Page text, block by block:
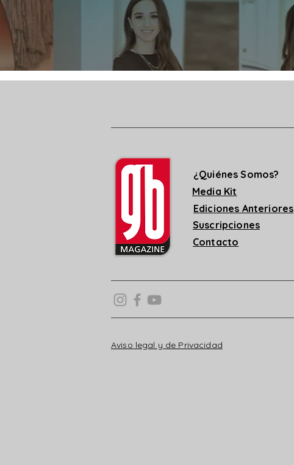
¿Quiénes Somos?
Media Kit
Ediciones Anteriores
Suscripciones
Contacto
Aviso legal y de Privacidad